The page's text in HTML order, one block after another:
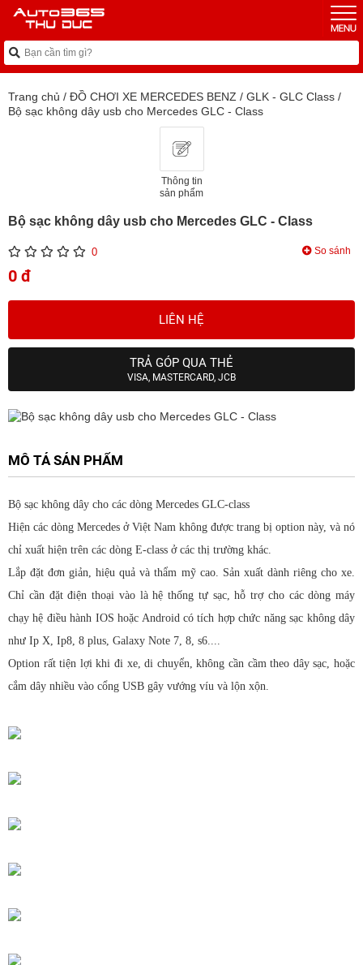
Trang chủ / ĐỒ CHƠI XE MERCEDES BENZ / GLK - GLC Class /
Bộ sạc không dây usb cho Mercedes GLC - Class
Thông tin
sản phẩm
Bộ sạc không dây usb cho Mercedes GLC - Class
0 So sánh
0 đ
LIÊN HỆ
TRẢ GÓP QUA THẺ
VISA, MASTERCARD, JCB
MÔ TẢ SẢN PHẨM
Bộ sạc không dây cho các dòng Mercedes GLC-class
Hiện các dòng Mercedes ở Việt Nam không được trang bị option này, và nó
chỉ xuất hiện trên các dòng E-class ở các thị trường khác.
Lắp đặt đơn giản, hiệu quả và thẩm mỹ cao. Sản xuất dành riêng cho xe.
Chỉ cần đặt điện thoại vào là hệ thống tự sạc, hỗ trợ cho các dòng máy
chạy hệ điều hành IOS hoặc Android có tích hợp chức năng sạc không dây
như Ip X, Ip8, 8 plus, Galaxy Note 7, 8, s6....
Option rất tiện lợi khi đi xe, di chuyển, không cần cầm theo dây sạc, hoặc
cắm dây nhiều vào cổng USB gây vướng víu và lộn xộn.